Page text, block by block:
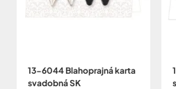
13-6044 Blahoprajná karta
svadobná SK